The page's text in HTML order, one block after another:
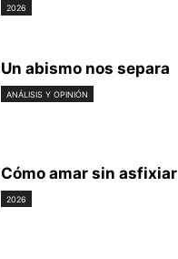
2026
Un abismo nos separa
ANÁLISIS Y OPINIÓN
Cómo amar sin asfixiar
2026